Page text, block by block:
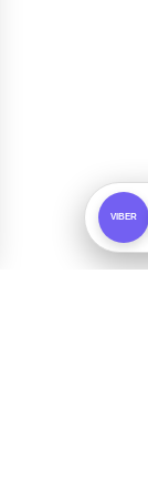
VIBER